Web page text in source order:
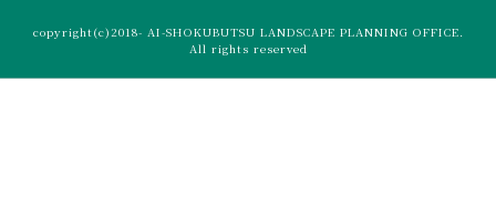
copyright(c)2018- AI-SHOKUBUTSU LANDSCAPE PLANNING OFFICE.
All rights reserved